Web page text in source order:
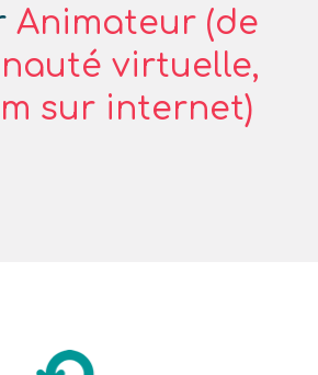
Animateur (de
virtuelle,
sur internet)